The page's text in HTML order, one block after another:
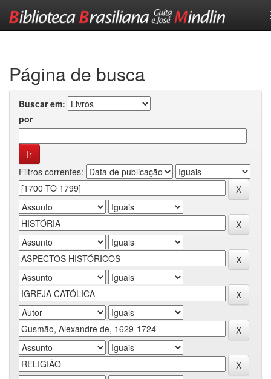
Página de busca
Buscar em:
por
Filtros correntes: